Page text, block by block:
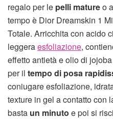
regalo per le pelli matureo
tempo è Dior Dreamskin 1
Totale. Arricchita con acido
leggeraesfoliazione,
effetto antietà e olio di
per il tempo di posa
coniugare esfoliazione,
texture in gel a contatto con
basta un minuto e poi si